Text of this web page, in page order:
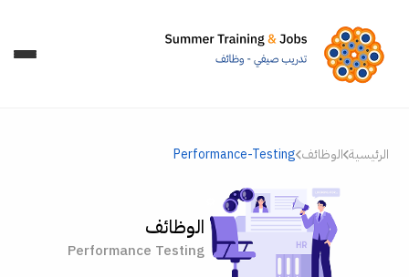
الرئيسية الوظائف Performance-Testing
الوظائف
Performance Testing